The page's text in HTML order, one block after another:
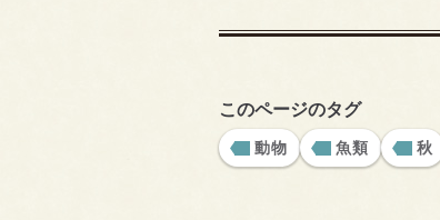
このページのタグ
動物 魚類 秋